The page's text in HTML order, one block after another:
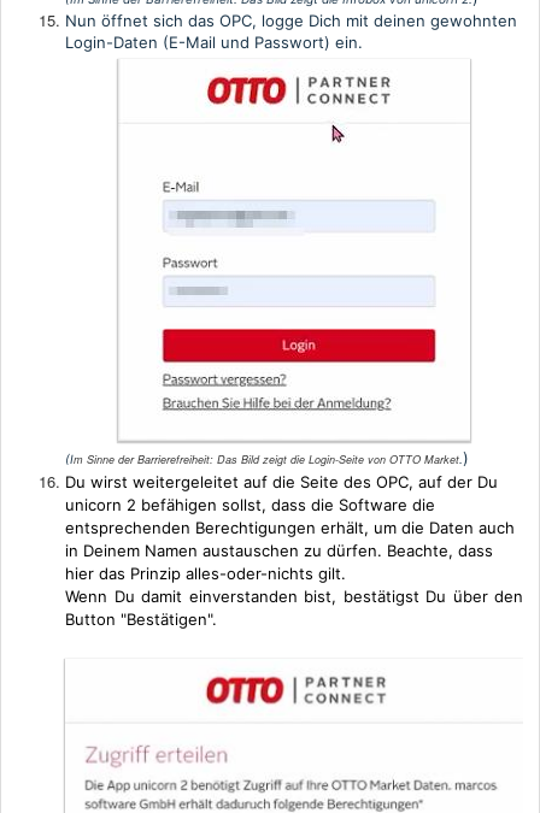
Nun öffnet sich das OPC, logge Dich mit deinen gewohnten
Login-Daten (E-Mail und Passwort) ein.
(Im Sinne der Barrierefreiheit: Das Bild zeigt die Login-Seite von OTTO Market )
Du wirst weitergeleitet auf die Seite des OPC, auf der Du
unicorn 2 befähigen sollst, dass die Software die
entsprechenden Berechtigungen erhält, um die Daten auch
in Deinem Namen austauschen zu dürfen. Beachte, dass
hier das Prinzip alles-oder-nichts gilt.
Wenn Du damit einverstanden bist, bestätigst Du über den
Button "Bestätigen".